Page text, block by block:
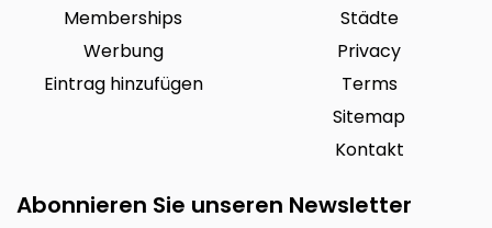
Memberships
Werbung
Eintrag hinzufügen
Städte
Privacy
Terms
Sitemap
Kontakt
Abonnieren Sie unseren Newsletter